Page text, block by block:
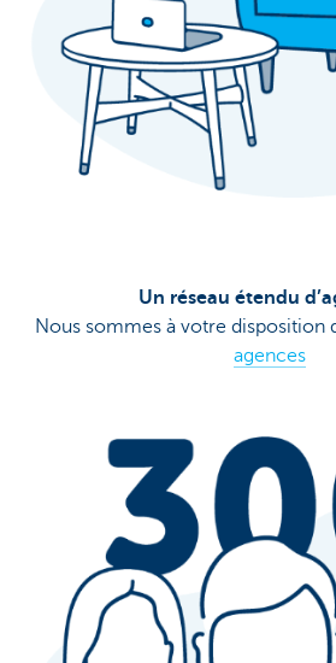
Un réseau étendu
Nous sommes à votre disposition
agences